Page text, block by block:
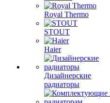
Royal Thermo
STOUT
Haier
Дизайнерские
радиаторы